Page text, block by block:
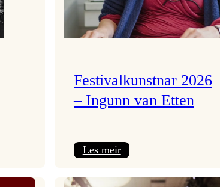
Festivalkunstnar 2026
– Ingunn van Etten
Les meir:
2026